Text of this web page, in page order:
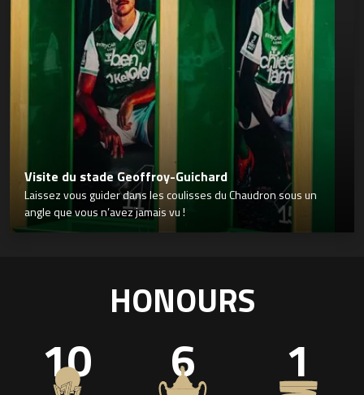
Visite du stade Geoffroy-Guichard
Laissez vous guider dans les coulisses du Chaudron sous un
angle que vous n’avez jamais vu !
HONOURS
10 6 1